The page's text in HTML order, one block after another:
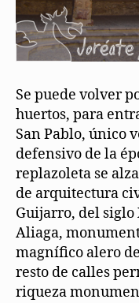
Se puede volver
huertos, para
San Pablo, único
defensivo de la
replazoleta se
de arquitectura
Guijarro, del siglo
Aliaga,
magnífico alero
resto de calles
riqueza